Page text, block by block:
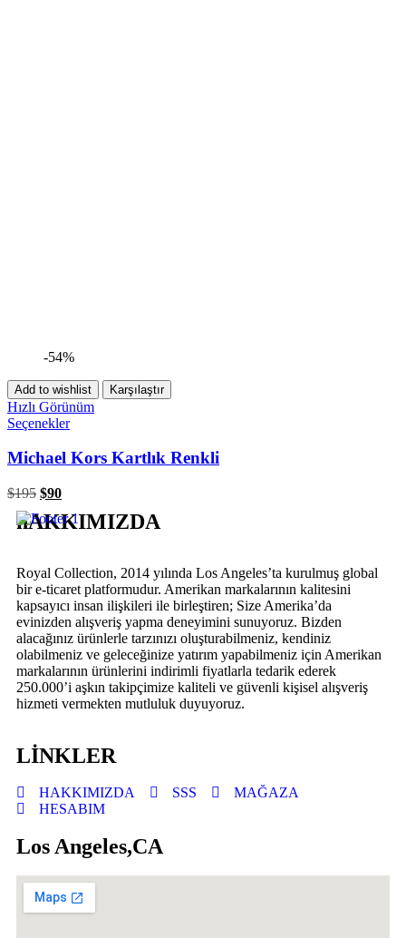
-54%
Add to wishlist Karşılaştır
Hızlı Görünüm
Seçenekler
Michael Kors Kartlık Renkli
$195 $90
hAKKIMIZDA
Royal Collection, 2014 yılında Los Angeles’ta kurulmuş global
bir e-ticaret platformudur. Amerikan markalarının kalitesini
kapsayıcı insan ilişkileri ile birleştiren; Size Amerika’da
evinizden alışveriş yapma deneyimini sunuyoruz. Bizden
alacağınız ürünlerle tarzınızı oluşturabilmeniz, kendiniz
olabilmeniz ve geleceğinize yatırım yapabilmeniz için Amerikan
markalarının ürünlerini indirimli fiyatlarla tedarik ederek
250.000’i aşkın takipçimize kaliteli ve güvenli kişisel alışveriş
hizmeti vermekten mutluluk duyuyoruz.
LİNKLER
HAKKIMIZDA SSS
MAĞAZA
HESABIM
Los Angeles,CA